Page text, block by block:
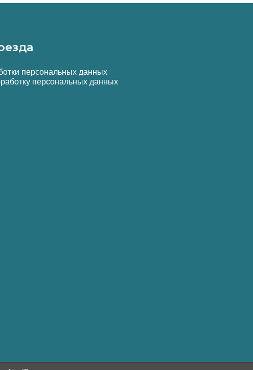
персональных данных
персональных данных